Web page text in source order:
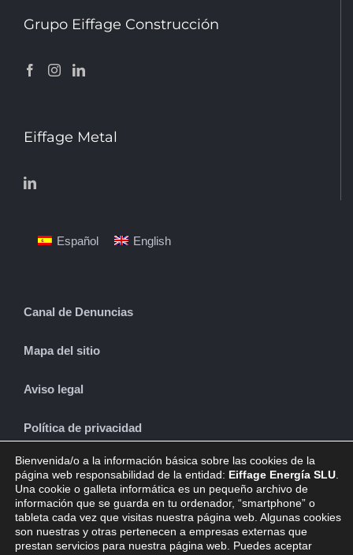
Grupo Eiffage Construcción
Eiffage Metal
Español English
Canal de Denuncias
Mapa del sitio
Aviso legal
Política de privacidad
Política de cookies
CONTACTO
Bienvenida/o a la información básica sobre las cookies de la
página web responsabilidad de la entidad: Eiffage Energía SLU
Una cookie o galleta informática es un pequeño archivo de
información que se guarda en tu ordenador, “smartphone” o
tableta cada vez que visitas nuestra página web. Algunas cookies
son nuestras y otras pertenecen a empresas externas que
prestan servicios para nuestra página web. Puedes aceptar